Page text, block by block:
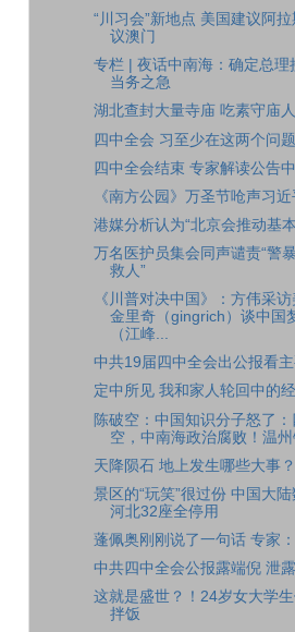
“川习会”新地点 美国建议阿
议澳门
专栏 | 夜话中南海：确定总理
当务之急
湖北查封大量寺庙 吃素守庙
四中全会 习至少在这两个问
四中全会结束 专家解读公告
《南方公园》万圣节呛声习
港媒分析认为“北京会推动基
万名医护员集会同声谴责“警
救人”
《川普对决中国》：方伟采
金里奇（gingrich）谈中国
（江峰...
中共19届四中全会出公报看
定中所见 我和家人轮回中的
陈破空：中国知识分子怒了
空，中南海政治腐败！温
天降陨石 地上发生哪些大事？
景区的“玩笑”很过份 中国大
河北32座全停用
蓬佩奥刚刚说了一句话 专家
中共四中全会公报露端倪 泄
这就是盛世？！24岁女大学
拌饭